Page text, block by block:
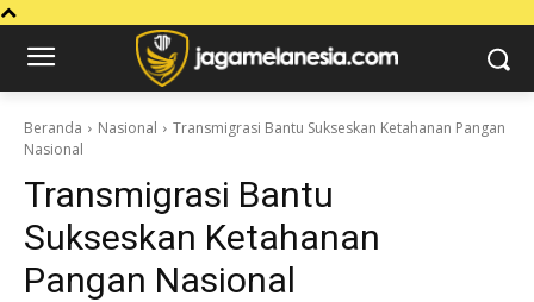
Beranda Nasional
Transmigrasi Bantu Sukseskan Ketahanan Pangan
Nasional
Transmigrasi Bantu
Sukseskan Ketahanan
Pangan Nasional